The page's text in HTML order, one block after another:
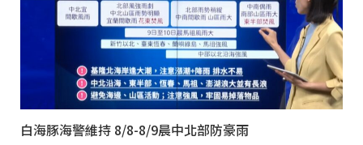
白海豚海警維持 8/8-8/9晨中北部防豪雨